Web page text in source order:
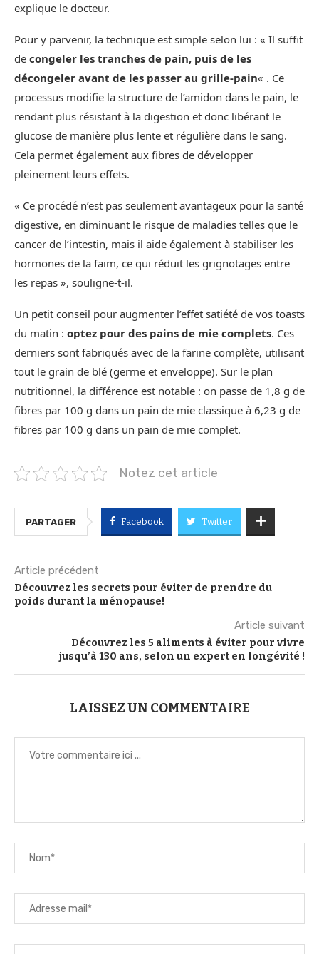
explique le docteur.
Pour y parvenir, la technique est simple selon lui : « Il suffit
de congeler les tranches de pain, puis de les
décongeler avant de les passer au grille-pain« . Ce
processus modifie la structure de l’amidon dans le pain, le
rendant plus résistant à la digestion et donc libérant le
glucose de manière plus lente et régulière dans le sang.
Cela permet également aux fibres de développer
pleinement leurs effets.
« Ce procédé n’est pas seulement avantageux pour la santé
digestive, en diminuant le risque de maladies telles que le
cancer de l’intestin, mais il aide également à stabiliser les
hormones de la faim, ce qui réduit les grignotages entre
les repas », souligne-t-il.
Un petit conseil pour augmenter l’effet satiété de vos toasts
du matin : optez pour des pains de mie complets. Ces
derniers sont fabriqués avec de la farine complète, utilisant
tout le grain de blé (germe et enveloppe). Sur le plan
nutritionnel, la différence est notable : on passe de 1,8 g de
fibres par 100 g dans un pain de mie classique à 6,23 g de
fibres par 100 g dans un pain de mie complet.
Notez cet article
PARTAGER Facebook Twitter
Article précédent
Découvrez les secrets pour éviter de prendre du
poids durant la ménopause!
Article suivant
Découvrez les 5 aliments à éviter pour vivre
jusqu’à 130 ans, selon un expert en longévité !
LAISSEZ UN COMMENTAIRE